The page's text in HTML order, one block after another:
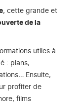
, cette grande et
de la
utiles à
: plans,
Ensuite,
profiter de
films